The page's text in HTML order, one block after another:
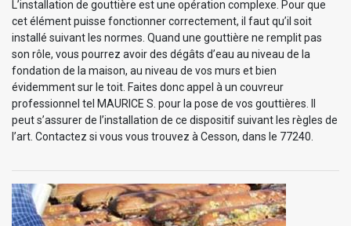
L’installation de gouttière est une opération complexe. Pour que
cet élément puisse fonctionner correctement, il faut qu’il soit
installé suivant les normes. Quand une gouttière ne remplit pas
son rôle, vous pourrez avoir des dégâts d’eau au niveau de la
fondation de la maison, au niveau de vos murs et bien
évidemment sur le toit. Faites donc appel à un couvreur
professionnel tel MAURICE S. pour la pose de vos gouttières. Il
peut s’assurer de l’installation de ce dispositif suivant les règles de
l’art. Contactez si vous vous trouvez à Cesson, dans le 77240.